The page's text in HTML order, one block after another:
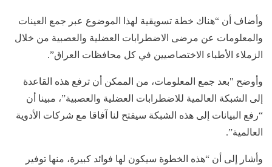
وأضاف أن “هناك خطة تسويقية لهذا الموضوع عبر جمع العينات
والمعلومات عن مرضى الاضطرابات العضلية والعصبية من خلال
الزملاء الأطباء الاختصاصيين في كل محافظات العراق”.
وأوضح "بعد جمع المعلومات، من الممكن أن ترفع هذه القاعدة
إلى الشبكة العالمية للاضطرابات العضلية والعصبية”، مبينا أن
“رفع البيانات إلى هذه الشبكة سيفتح لنا آفاقا مع شركات الأدوية
العالمية”.
وأشار إلى أن “هذه الخطوة سيكون لها فوائد كبيرة، منها توفير